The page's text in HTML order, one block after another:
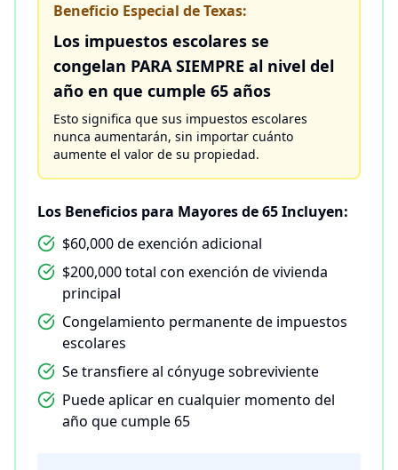
Beneficio Especial de Texas:
Los impuestos escolares se
congelan PARA SIEMPRE al nivel del
año en que cumple 65 años
Esto significa que sus impuestos escolares
nunca aumentarán, sin importar cuánto
aumente el valor de su propiedad.
Los Beneficios para Mayores de 65 Incluyen:
$60,000 de exención adicional
$200,000 total con exención de vivienda
principal
Congelamiento permanente de impuestos
escolares
Se transfiere al cónyuge sobreviviente
Puede aplicar en cualquier momento del
año que cumple 65